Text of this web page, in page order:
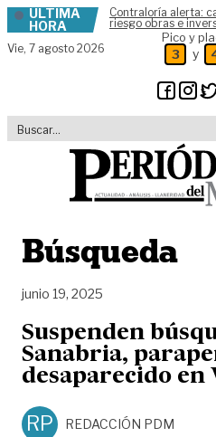
Skip to content
ÚLTIMA
HORA
Contraloría alerta:
riesgo obras e
Vie, 7 agosto 2026
Pico y
3 y
Búsqueda
junio 19, 2025
Suspenden
Sanabria,
desaparecido en
RP REDACCIÓN PDM